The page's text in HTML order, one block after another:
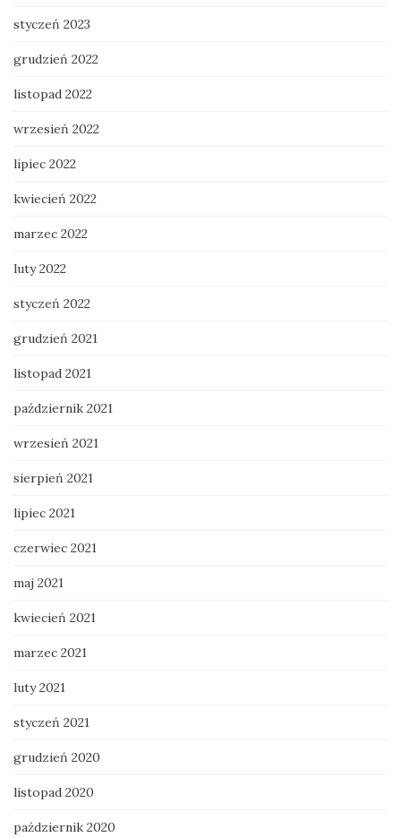
styczeń 2023
grudzień 2022
listopad 2022
wrzesień 2022
lipiec 2022
kwiecień 2022
marzec 2022
luty 2022
styczeń 2022
grudzień 2021
listopad 2021
październik 2021
wrzesień 2021
sierpień 2021
lipiec 2021
czerwiec 2021
maj 2021
kwiecień 2021
marzec 2021
luty 2021
styczeń 2021
grudzień 2020
listopad 2020
październik 2020